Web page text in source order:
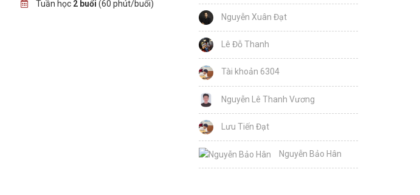
Tuần học 2 buổi (60 phút/buổi)
Nguyễn Xuân Đạt
Lê Đỗ Thanh
Tài khoản 6304
Nguyễn Lê Thanh Vương
Lưu Tiến Đạt
Nguyễn Bảo Hân